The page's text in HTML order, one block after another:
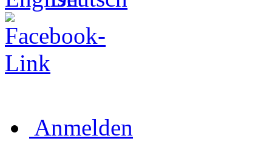
Anmelden